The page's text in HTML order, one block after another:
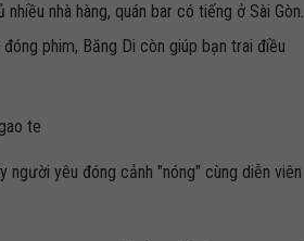
nhà hàng, quán bar có tiếng ở Sài Gòn.
phim, Băng Di còn giúp bạn trai điều
yêu đóng cảnh "nóng" cùng diễn viên